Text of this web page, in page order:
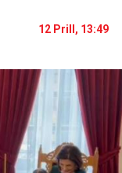
12 Prill, 13:49